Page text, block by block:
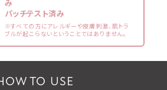
み
パッチテスト済み
※すべての方にアレルギーや皮膚刺激、肌トラ
ブルが起こらないということではありません。
TO USE